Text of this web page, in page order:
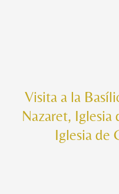
Visita a la
Nazaret, Iglesia
Iglesia de